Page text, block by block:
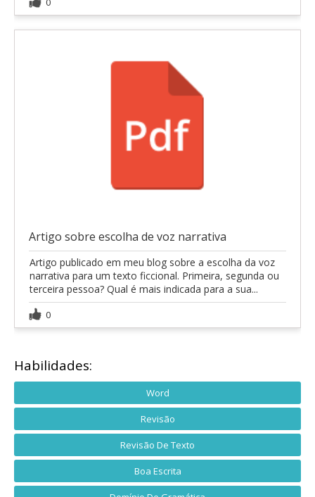
Artigo sobre escolha de voz narrativa
Artigo publicado em meu blog sobre a escolha da voz
narrativa para um texto ficcional. Primeira, segunda ou
terceira pessoa? Qual é mais indicada para a sua...
0
Habilidades:
Word
Revisão
Revisão De Texto
Boa Escrita